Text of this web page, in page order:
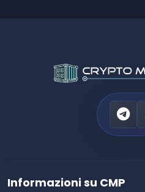
Informazioni su CMP